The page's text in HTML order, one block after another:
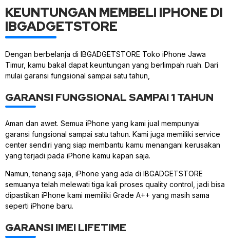
KEUNTUNGAN MEMBELI IPHONE DI
IBGADGETSTORE
Dengan berbelanja di IBGADGETSTORE Toko iPhone Jawa
Timur, kamu bakal dapat keuntungan yang berlimpah ruah. Dari
mulai garansi fungsional sampai satu tahun,
GARANSI FUNGSIONAL SAMPAI 1 TAHUN
Aman dan awet. Semua iPhone yang kami jual mempunyai
garansi fungsional sampai satu tahun. Kami juga memiliki service
center sendiri yang siap membantu kamu menangani kerusakan
yang terjadi pada iPhone kamu kapan saja.
Namun, tenang saja, iPhone yang ada di IBGADGETSTORE
semuanya telah melewati tiga kali proses quality control, jadi bisa
dipastikan iPhone kami memiliki Grade A++ yang masih sama
seperti iPhone baru.
GARANSI IMEI LIFETIME